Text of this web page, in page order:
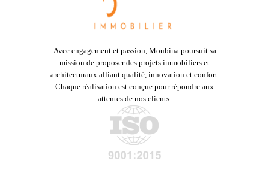
Avec engagement et passion, Moubina poursuit sa
mission de proposer des projets immobiliers et
architecturaux alliant qualité, innovation et confort.
Chaque réalisation est conçue pour répondre aux
attentes de nos clients.